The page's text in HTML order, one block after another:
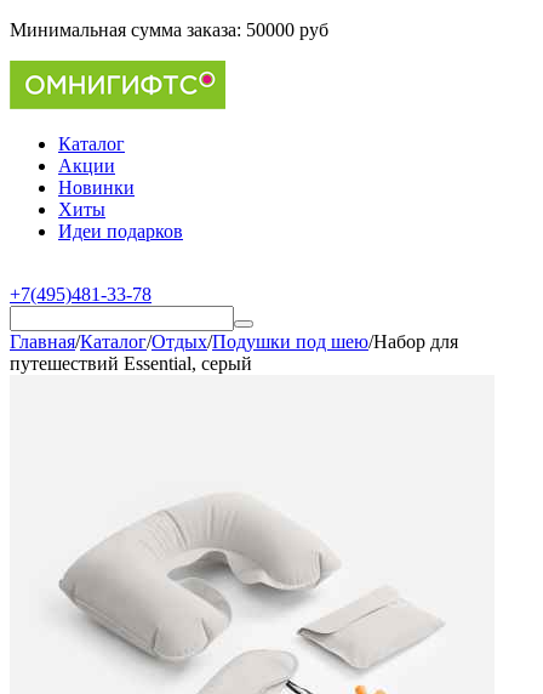
Минимальная сумма заказа: 50000 руб
Каталог
Акции
Новинки
Хиты
Идеи подарков
+7(495)481-33-78
Главная/Каталог/Отдых/Подушки под шею/Набор для
путешествий Essential, серый